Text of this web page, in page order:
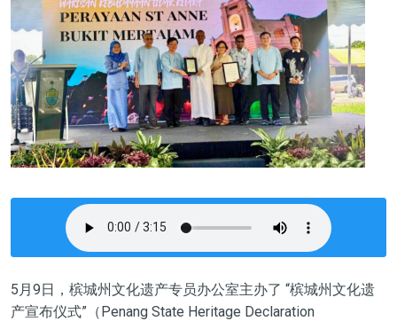
5月9日，槟城州文化遗产专员办公室主办了 “槟城州文化遗
产宣布仪式”（Penang State Heritage Declaration